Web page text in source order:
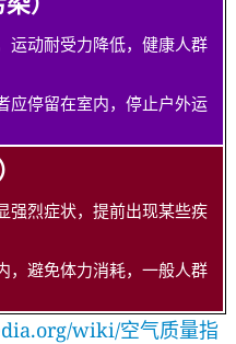
运动耐受力降低，健康人群
应停留在室内，停止户外运
强烈症状，提前出现某些疾
，避免体力消耗，一般人群
wiki/空气质量指